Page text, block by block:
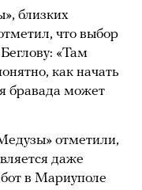
близких
что выбор
«Там
как начать
бравада может
отметили,
даже
в Мариуполе